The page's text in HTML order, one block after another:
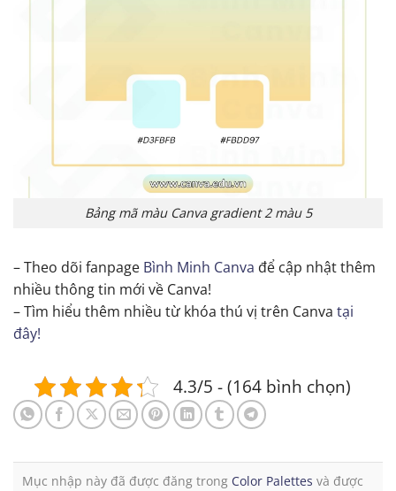
Bảng mã màu Canva gradient 2 màu 5
– Theo dõi fanpage Bình Minh Canva để cập nhật thêm
nhiều thông tin mới về Canva!
– Tìm hiểu thêm nhiều từ khóa thú vị trên Canva tại
đây!
4.3/5 - (164 bình chọn)
Mục nhập này đã được đăng trong Color Palettes và được